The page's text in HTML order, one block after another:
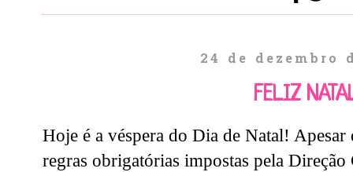
24 de dezembro
FELIZ
Hoje é a véspera do Dia de Natal!
regras obrigatórias impostas pela Direção